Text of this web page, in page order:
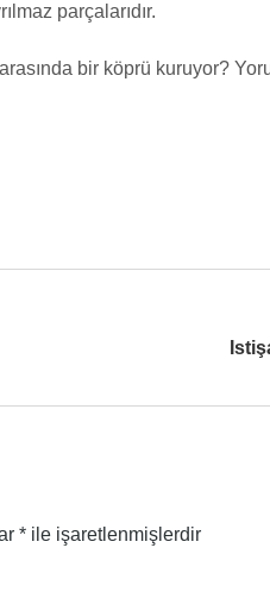
parçalarıdır.
bir köprü kuruyor?
* ile işaretlenmişlerdir